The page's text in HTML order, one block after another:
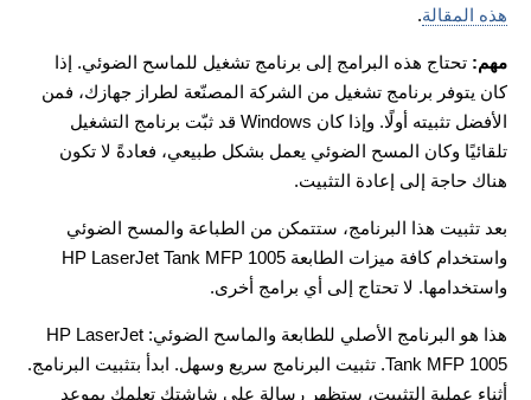
هذه المقالة.
مهم: تحتاج هذه البرامج إلى برنامج تشغيل للماسح الضوئي. إذا
كان يتوفر برنامج تشغيل من الشركة المصنّعة لطراز جهازك، فمن
الأفضل تثبيته أولًا. وإذا كان Windows قد ثبّت برنامج التشغيل
تلقائيًا وكان المسح الضوئي يعمل بشكل طبيعي، فعادةً لا تكون
هناك حاجة إلى إعادة التثبيت.
بعد تثبيت هذا البرنامج، ستتمكن من الطباعة والمسح الضوئي
واستخدام كافة ميزات الطابعة HP LaserJet Tank MFP 1005
واستخدامها. لا تحتاج إلى أي برامج أخرى.
هذا هو البرنامج الأصلي للطابعة والماسح الضوئي: HP LaserJet
Tank MFP 1005. تثبيت البرنامج سريع وسهل. ابدأ بتثبيت البرنامج.
أثناء عملية التثبيت، ستظهر رسالة على شاشتك تعلمك بموعد